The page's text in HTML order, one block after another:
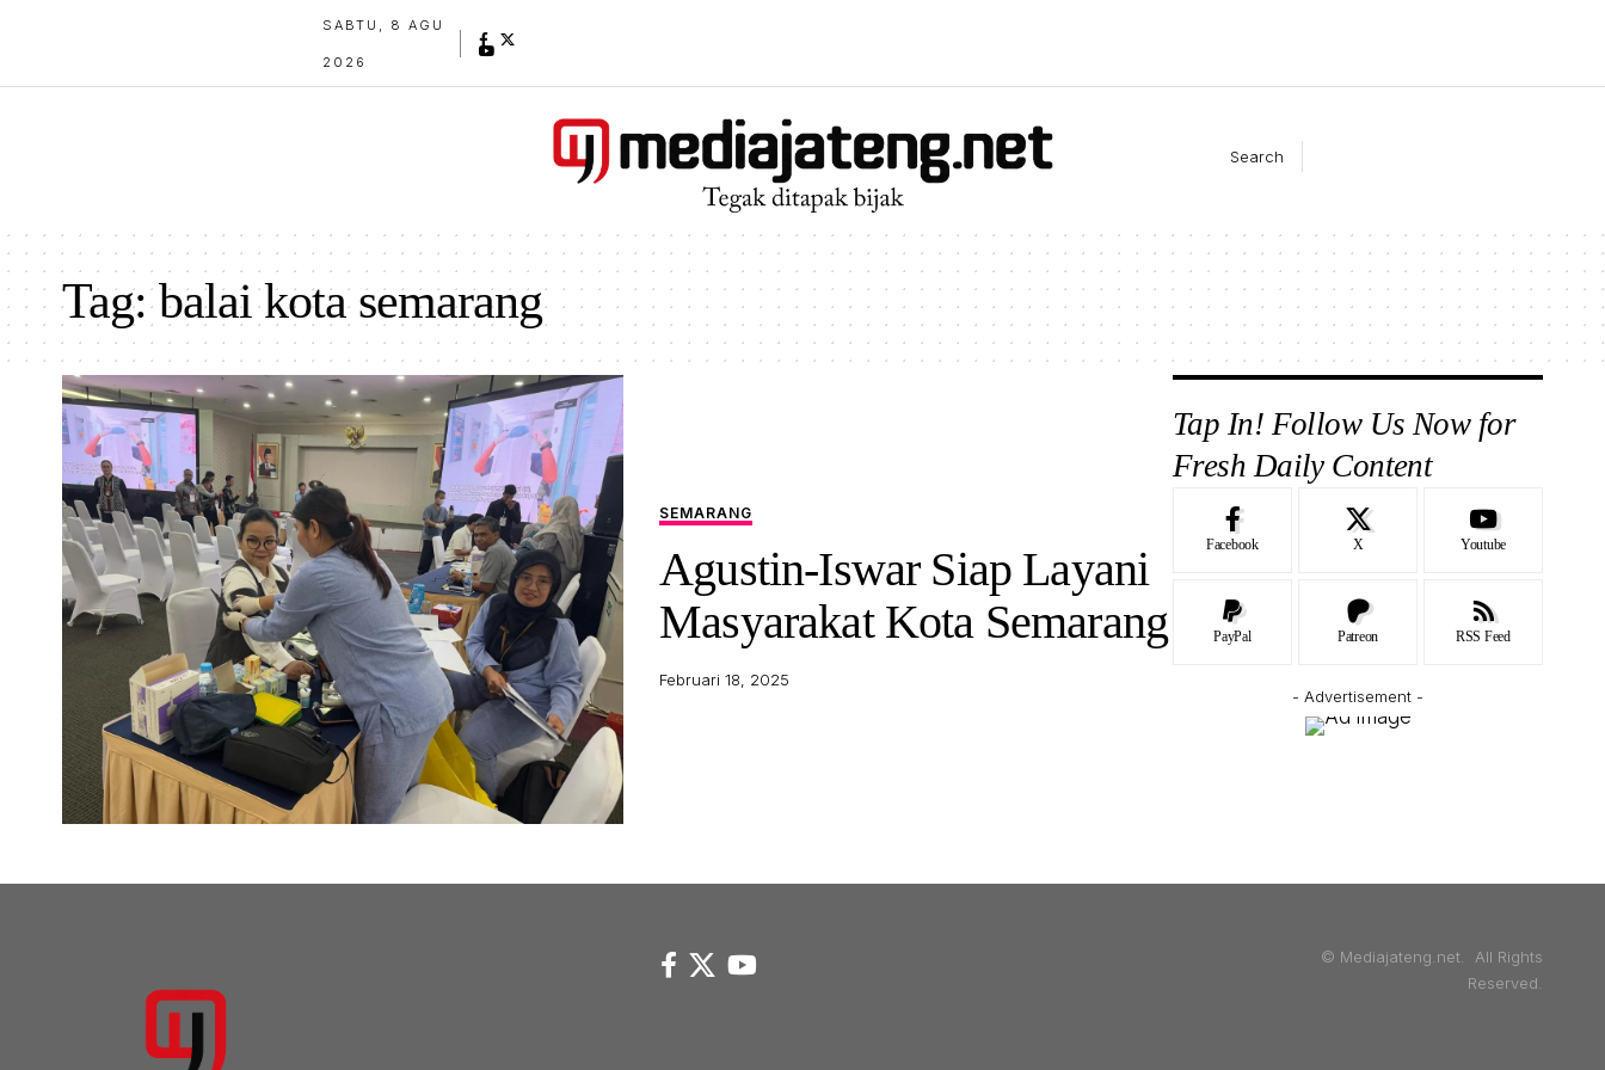
SABTU, 8 AGU
2026
Search
Tag:balai kota semarang
SEMARANG
Agustin-Iswar Siap Layani
Masyarakat Kota Semarang
Februari 18, 2025
Tap In! Follow Us Now for
Fresh Daily Content
Facebook X Youtube
PayPal Patreon RSS Feed
- Advertisement -
© Mediajateng.net. All Rights
Reserved.